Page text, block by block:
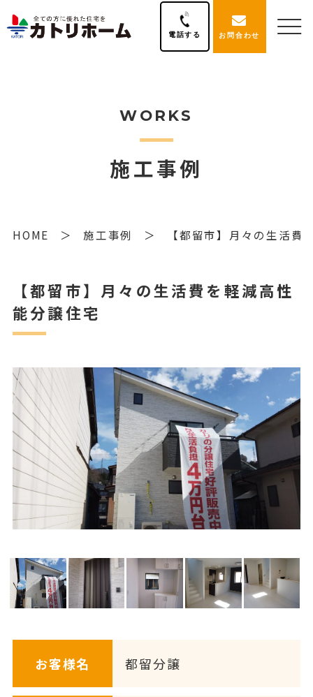
電話する お問合わせ
WORKS
施工事例
HOME 施工事例 【都留市】月々の生活費
【都留市】月々の生活費を軽減高性
能分譲住宅
お客様名 都留分譲